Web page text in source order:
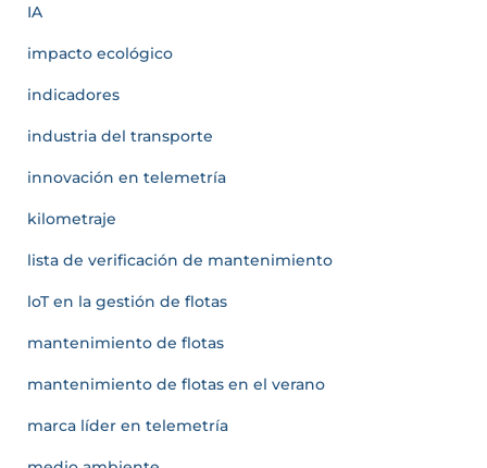
IA
impacto ecológico
indicadores
industria del transporte
innovación en telemetría
kilometraje
lista de verificación de mantenimiento
loT en la gestión de flotas
mantenimiento de flotas
mantenimiento de flotas en el verano
marca líder en telemetría